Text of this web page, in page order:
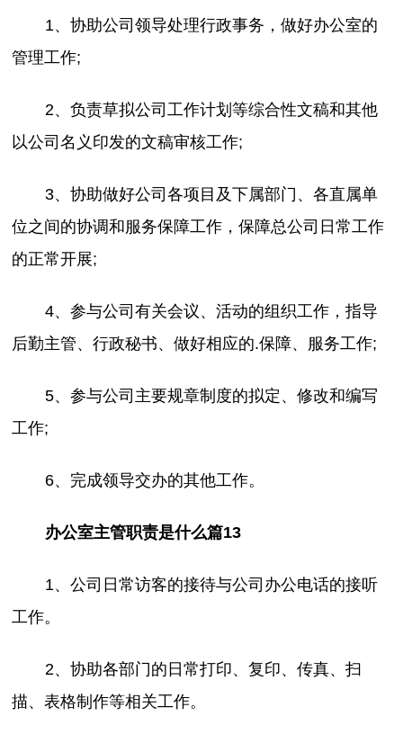
1、协助公司领导处理行政事务，做好办公室的
管理工作;
2、负责草拟公司工作计划等综合性文稿和其他
以公司名义印发的文稿审核工作;
3、协助做好公司各项目及下属部门、各直属单
位之间的协调和服务保障工作，保障总公司日常工作
的正常开展;
4、参与公司有关会议、活动的组织工作，指导
后勤主管、行政秘书、做好相应的.保障、服务工作;
5、参与公司主要规章制度的拟定、修改和编写
工作;
6、完成领导交办的其他工作。
办公室主管职责是什么篇13
1、公司日常访客的接待与公司办公电话的接听
工作。
2、协助各部门的日常打印、复印、传真、扫
描、表格制作等相关工作。